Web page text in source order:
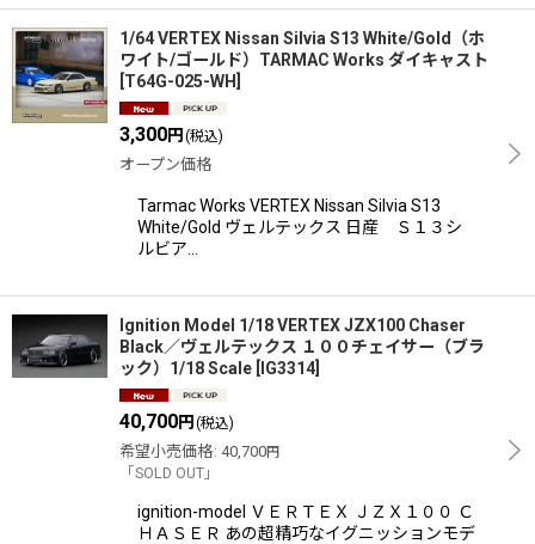
1/64 VERTEX Nissan Silvia S13 White/Gold（ホ
ワイト/ゴールド）TARMAC Works ダイキャスト
T64G-025-WH
3,300円 (税込)
オープン価格
Tarmac Works VERTEX Nissan Silvia S13
White/Gold ヴェルテックス 日産 Ｓ１３シ
ルビア…
Ignition Model 1/18 VERTEX JZX100 Chaser
Black／ヴェルテックス １００チェイサー（ブラ
ック）1/18 Scale
IG3314
40,700円 (税込)
希望小売価格: 40,700円
「SOLD OUT」
ignition-model ＶＥＲＴＥＸ ＪＺＸ１００ Ｃ
ＨＡＳＥＲ あの超精巧なイグニッションモデ